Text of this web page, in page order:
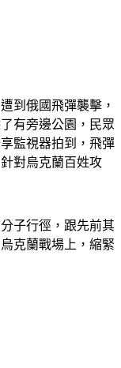
到俄國飛彈襲擊，
有旁邊公園，民眾
監視器拍到，飛彈
對烏克蘭百姓攻
子行徑，跟先前其
克蘭戰場上，縮緊